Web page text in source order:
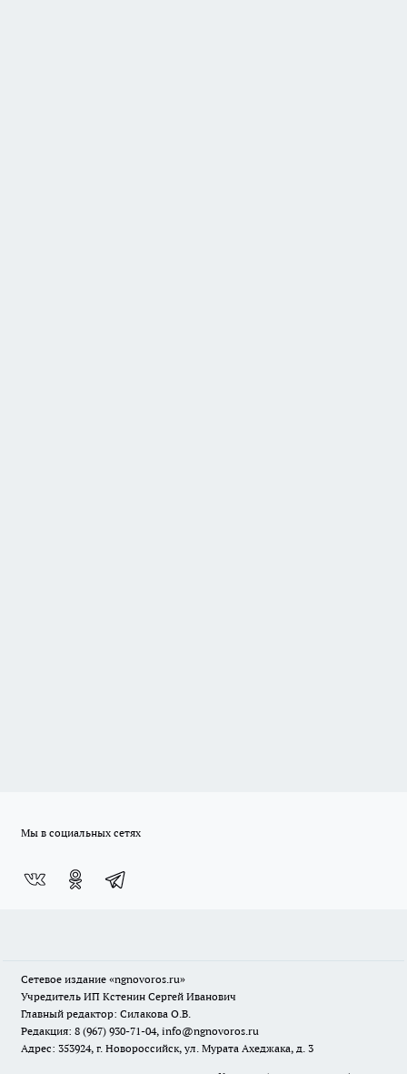
Мы в социальных сетях
Сетевое издание «ngnovoros.ru»
Учредитель ИП Кстенин Сергей Иванович
Главный редактор: Силакова О.В.
Редакция: 8 (967) 930-71-04, info@ngnovoros.ru
Адрес: 353924, г. Новороссийск, ул. Мурата Ахеджака, д. 3